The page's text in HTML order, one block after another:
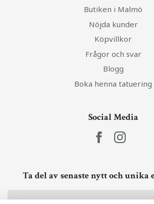
Butiken i Malmö
Nöjda kunder
Köpvillkor
Frågor och svar
Blogg
Boka henna tatuering
Social Media
Ta del av senaste nytt och unika